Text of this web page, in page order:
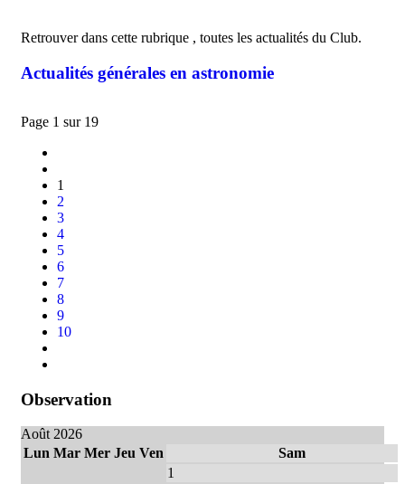
Retrouver dans cette rubrique , toutes les actualités du Club.
Actualités générales en astronomie
Page 1 sur 19
1
2
3
4
5
6
7
8
9
10
Observation
Août 2026
Lun Mar Mer Jeu Ven
Sam
1